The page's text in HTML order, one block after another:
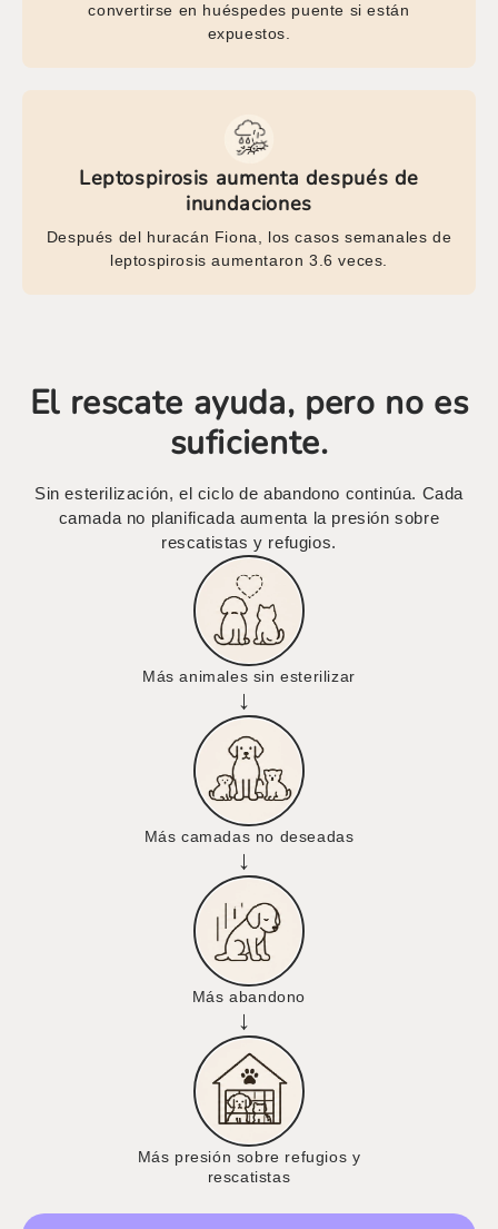
convertirse en huéspedes puente si están
expuestos.
Leptospirosis aumenta después de
inundaciones
Después del huracán Fiona, los casos semanales de
leptospirosis aumentaron 3.6 veces.
El rescate ayuda, pero no es
suficiente.
Sin esterilización, el ciclo de abandono continúa. Cada
camada no planificada aumenta la presión sobre
rescatistas y refugios.
Más animales sin esterilizar
→
Más camadas no deseadas
→
Más abandono
→
Más presión sobre refugios y
rescatistas